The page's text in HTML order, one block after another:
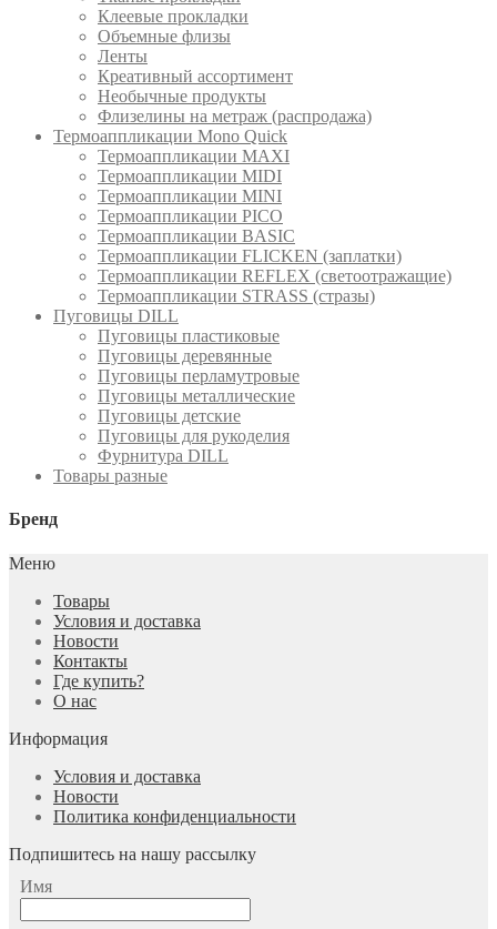
Клеевые прокладки
Объемные флизы
Ленты
Креативный ассортимент
Необычные продукты
Флизелины на метраж (распродажа)
Термоаппликации Mono Quick
Термоаппликации MAXI
Термоаппликации MIDI
Термоаппликации MINI
Термоаппликации PICO
Термоаппликации BASIC
Термоаппликации FLICKEN (заплатки)
Термоаппликации REFLEX (светоотражащие)
Термоаппликации STRASS (стразы)
Пуговицы DILL
Пуговицы пластиковые
Пуговицы деревянные
Пуговицы перламутровые
Пуговицы металлические
Пуговицы детские
Пуговицы для рукоделия
Фурнитура DILL
Товары разные
Бренд
Меню
Товары
Условия и доставка
Новости
Контакты
Где купить?
О нас
Информация
Условия и доставка
Новости
Политика конфиденциальности
Подпишитесь на нашу рассылку
Имя